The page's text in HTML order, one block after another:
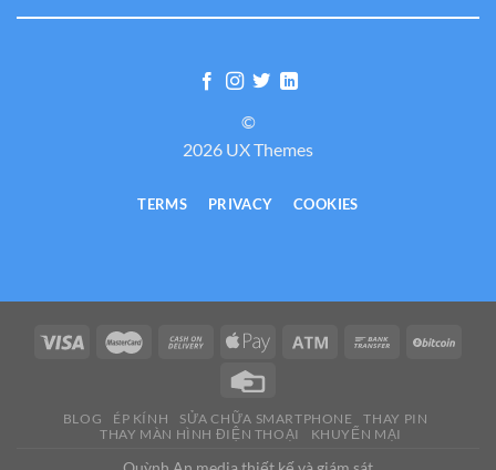
©
2026 UX Themes
TERMS PRIVACY COOKIES
BLOG ÉP KÍNH SỬA CHỮA SMARTPHONE
THAY PIN
THAY MÀN HÌNH ĐIỆN THOẠI
KHUYẾN MẠI